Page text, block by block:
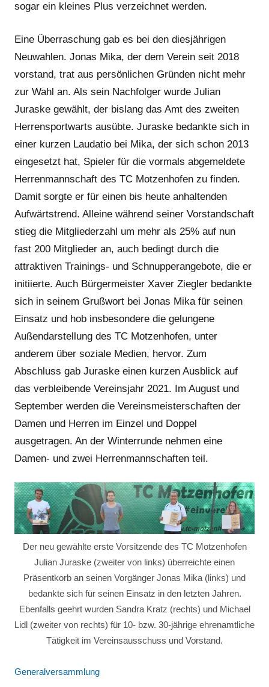
sogar ein kleines Plus verzeichnet werden.
Eine Überraschung gab es bei den diesjährigen
Neuwahlen. Jonas Mika, der dem Verein seit 2018
vorstand, trat aus persönlichen Gründen nicht mehr
zur Wahl an. Als sein Nachfolger wurde Julian
Juraske gewählt, der bislang das Amt des zweiten
Herrensportwarts ausübte. Juraske bedankte sich in
einer kurzen Laudatio bei Mika, der sich schon 2013
eingesetzt hat, Spieler für die vormals abgemeldete
Herrenmannschaft des TC Motzenhofen zu finden.
Damit sorgte er für einen bis heute anhaltenden
Aufwärtstrend. Alleine während seiner Vorstandschaft
stieg die Mitgliederzahl um mehr als 25% auf nun
fast 200 Mitglieder an, auch bedingt durch die
attraktiven Trainings- und Schnupperangebote, die er
initiierte. Auch Bürgermeister Xaver Ziegler bedankte
sich in seinem Grußwort bei Jonas Mika für seinen
Einsatz und hob insbesondere die gelungene
Außendarstellung des TC Motzenhofen, unter
anderem über soziale Medien, hervor. Zum
Abschluss gab Juraske einen kurzen Ausblick auf
das verbleibende Vereinsjahr 2021. Im August und
September werden die Vereinsmeisterschaften der
Damen und Herren im Einzel und Doppel
ausgetragen. An der Winterrunde nehmen eine
Damen- und zwei Herrenmannschaften teil.
Der neu gewählte erste Vorsitzende des TC Motzenhofen
Julian Juraske (zweiter von links) überreichte einen
Präsentkorb an seinen Vorgänger Jonas Mika (links) und
bedankte sich für seinen Einsatz in den letzten Jahren.
Ebenfalls geehrt wurden Sandra Kratz (rechts) und Michael
Lidl (zweiter von rechts) für 10- bzw. 30-jährige ehrenamtliche
Tätigkeit im Vereinsausschuss und Vorstand.
Generalversammlung